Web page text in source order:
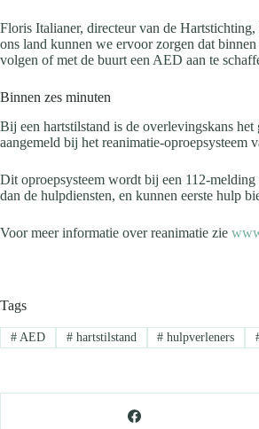
Floris Italianer, directeur van de
ons land kunnen we ervoor zorgen dat
volgen of met de buurt een AED aan te
Binnen zes minuten
Bij een hartstilstand is de overlevingskans
aangemeld bij het reanimatie-oproepsysteem
Dit oproepsysteem wordt bij een 112-
dan de hulpdiensten, en kunnen eerste hulp
Voor meer informatie over reanimatie zie
Tags
#AED #hartstilstand # hulpverleners